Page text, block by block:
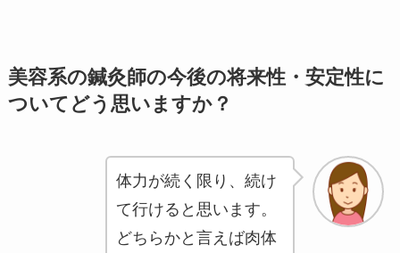
美容系の鍼灸師の今後の将来性・安定性に
ついてどう思いますか？
体力が続く限り、続け
て行けると思います。
どちらかと言えば肉体